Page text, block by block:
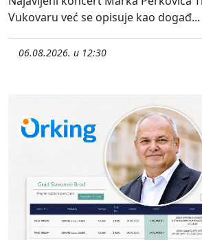
Vukovaru već se opisuje kao događ...
06.08.2026. u 12:30